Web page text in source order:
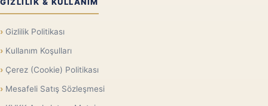
Gizlilik Politikası
Kullanım Koşulları
Çerez (Cookie) Politikası
Mesafeli Satış Sözleşmesi